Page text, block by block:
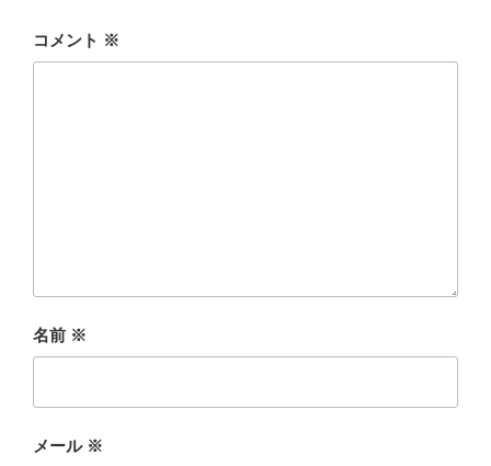
コメント ※
名前 ※
メール ※